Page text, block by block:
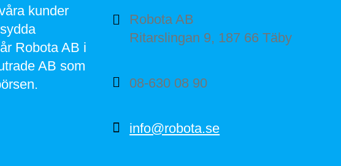
kunder
Robota AB i
AB som
Robota AB
Ritarslingan 9, 187 66 Täby
08-630 08 90
info@robota.se